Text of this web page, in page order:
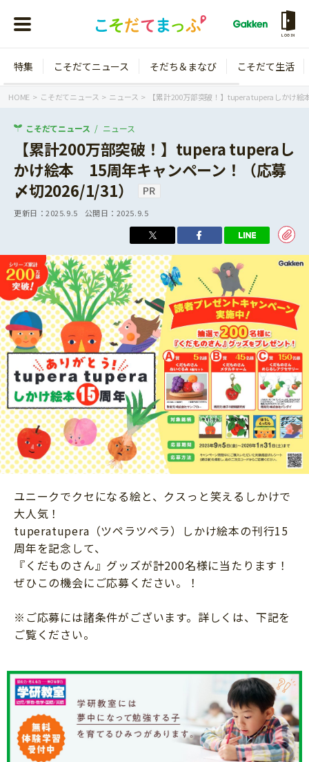
LOGIN
年齢から探す
3歳
年中
年長
小学1年生
小学2年生
小学3年生
小学4年生
小学5年生
小学6年生
こそだてニュース
イベント
ニュース
そだち＆まなび
ワーク・ドリル
幼稚園・保育園
小学校
科学・プログラミング
教育・学習
絵本・読み聞かせ
自由研究・工作
読書感想文
本・読書
運動・あそび・ゲーム
英語
知育
こそだて生活
住まい
ファッション・美容
行事・イベント
トラブル
親子でいっしょに
人間関係
おでかけ
家族
料理
マネー
健康
こそだてマンガ
特集 こそだてニュース そだち＆まなび こそだて生活
HOME こそだてニュース ニュース 【累計200万部突破！】tupera tuperaしかけ
こそだてニュース ニュース
【累計200万部突破！】tupera tuperaし
かけ絵本 15周年キャンペーン！（応募
〆切2026/1/31）
更新日：2025.9.5 公開日： 2025.9.5
ユニークでクセになる絵と、クスっと笑えるしかけで
大人気！
tuperatupera（ツペラツペラ）しかけ絵本の刊行15
周年を記念して、
『くだものさん』グッズが計200名様に当たります！
ぜひこの機会にご応募ください。！
※ご応募には諸条件がございます。詳しくは、下記を
ご覧ください。